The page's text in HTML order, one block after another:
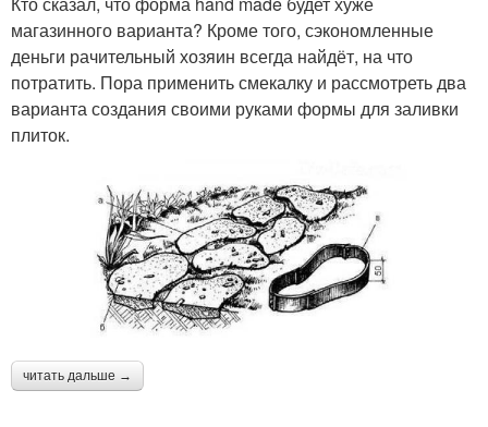
магазинного варианта? Кроме того, сэкономленные
деньги рачительный хозяин всегда найдёт, на что
потратить. Пора применить смекалку и рассмотреть два
варианта создания своими руками формы для заливки
плиток.
читать дальше →